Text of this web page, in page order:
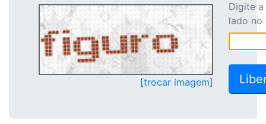
[trocar imagem]
Digite
lado no